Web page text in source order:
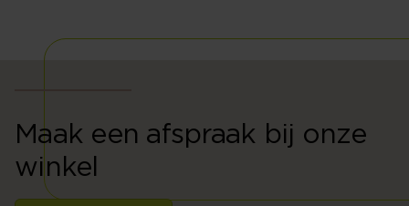
Maak een afspraak bij onze
winkel